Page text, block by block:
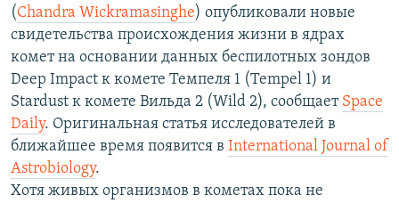
ПОДПИШИТЕСЬ НА РАССЫЛКУ
СОЦИАЛЬНЫЕ СЕТИ
Все сайты РСЕ/РС
(Chandra Wickramasinghe) опубликовали новые
свидетельства происхождения жизни в ядрах
комет на основании данных беспилотных зондов
Deep Impact к комете Темпеля 1 (Tempel 1) и
Stardust к комете Вильда 2 (Wild 2), сообщает Space
Daily. Оригинальная статья исследователей в
ближайшее время появится в International Journal of
Astrobiology.
Хотя живых организмов в кометах пока не